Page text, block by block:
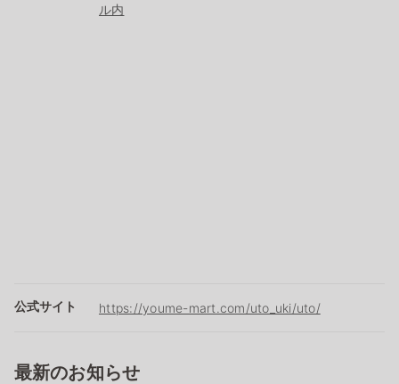
ル内
公式サイト https://youme-mart.com/uto_uki/uto/
最新のお知らせ